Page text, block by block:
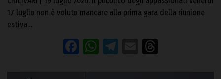
17 luglio non è voluto mancare alla prima gara della riunione
estiva…
Facebook
WhatsApp
Telegram
Email